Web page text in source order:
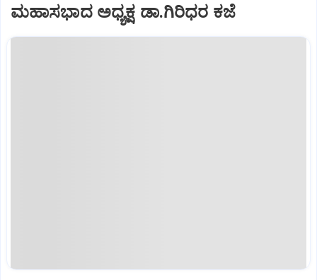
ಮಹಾಸಭಾದ ಅಧ್ಯಕ್ಷ ಡಾ.ಗಿರಿಧರ ಕಜೆ